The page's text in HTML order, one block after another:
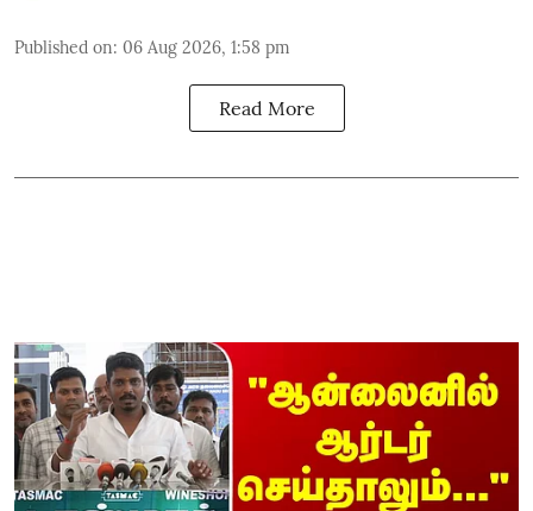
Published on: 06 Aug 2026, 1:58 pm
Read More